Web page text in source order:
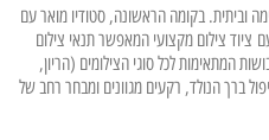
וביתית. בקומה הראשונה, סטודיו מואר עם
צילום מקצועי המאפשר תנאי צילום
המתאימות לכל סוגי הצילומים (הריון,
ברך הנולד, רקעים מגוונים ומבחר רחב של